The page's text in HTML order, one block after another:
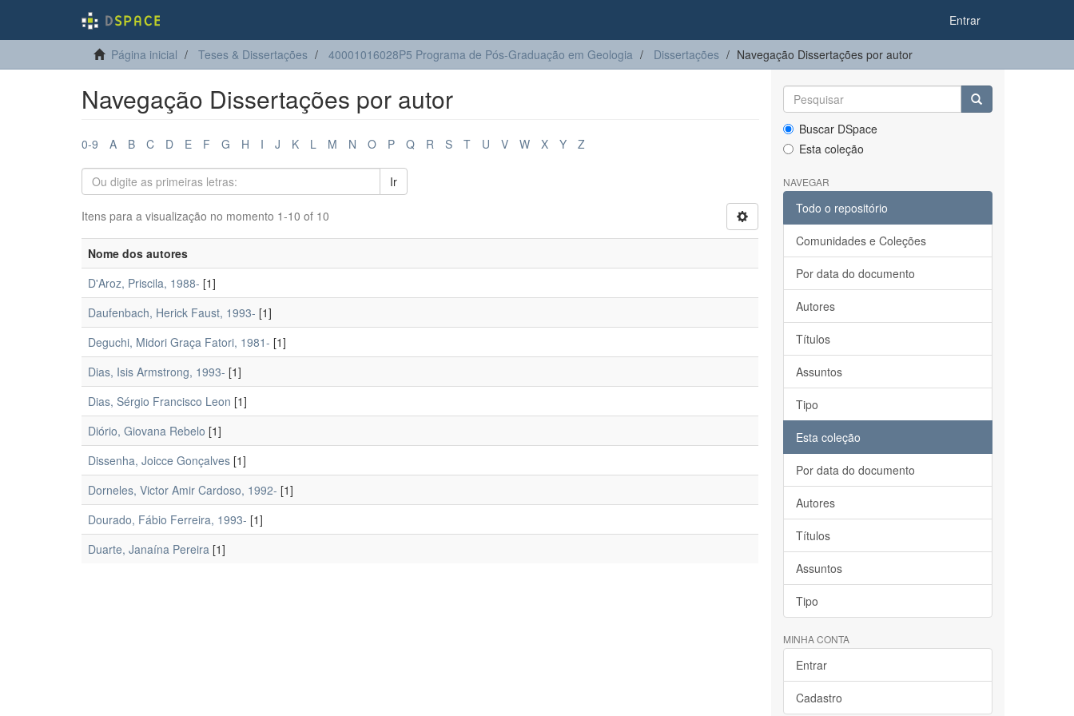
Entrar
Página inicial Teses & Dissertações 40001016028P5 Programa de Pós-Graduação em Geologia Dissertações Navegação Dissertações por autor
Navegação Dissertações por autor
0-9 A B C D E F G H I J K L M N O P Q R S T U V W X Y Z
Ir
Itens para a visualização no momento 1-10 of 10
Nome dos autores
D'Aroz, Priscila, 1988- [1]
Daufenbach, Herick Faust, 1993- [1]
Deguchi, Midori Graça Fatori, 1981- [1]
Dias, Isis Armstrong, 1993- [1]
Dias, Sérgio Francisco Leon [1]
Diório, Giovana Rebelo [1]
Dissenha, Joicce Gonçalves [1]
Dorneles, Victor Amir Cardoso, 1992- [1]
Dourado, Fábio Ferreira, 1993- [1]
Duarte, Janaína Pereira [1]
Buscar DSpace
Esta coleção
NAVEGAR
Todo o repositório
Comunidades e Coleções
Por data do documento
Autores
Títulos
Assuntos
Tipo
Esta coleção
Por data do documento
Autores
Títulos
Assuntos
Tipo
MINHA CONTA
Entrar
Cadastro